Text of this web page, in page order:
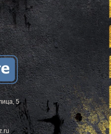
КЫШТЫМ
СТРУНИНО
МАЙСКИЙ
АРСЕНЬЕВ
ПОЛЕВСКОЙ
КИМОВСК
ДАГЕСТАНСКИЕ ОГНИ
ЗАВОЛЖЬЕ
ЖИГУЛЕВСК
НЕФТЕГОРСК
КРАСНОУФИМСК
ТУТАЕВ
БЕЛЕБЕЙ
ПРИМОРСК
ЯСНЫЙ
ВЕРЕЩАГИНО
5